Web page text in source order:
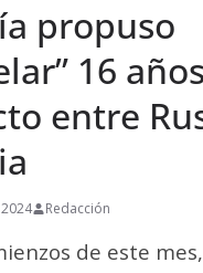
propuso
16
entre
Redacción
de este